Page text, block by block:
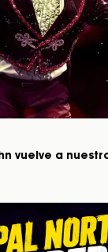
vuelve a